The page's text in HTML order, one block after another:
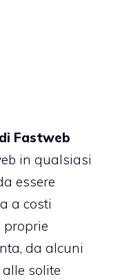
Fastweb
in qualsiasi
essere
a costi
proprie
da alcuni
solite